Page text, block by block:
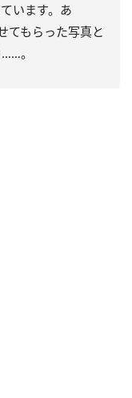
います。あ
もらった写真と
。